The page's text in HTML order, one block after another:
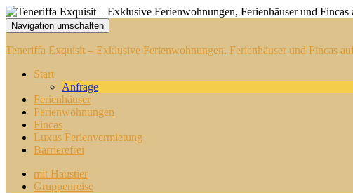
Navigation umschalten
Teneriffa Exquisit – Exklusive Ferienwohnungen, Ferienhäuser und Fincas
Start
Anfrage
Ferienhäuser
Ferienwohnungen
Fincas
Luxus Ferienvermietung
Barrierefrei
mit Haustier
Gruppenreise